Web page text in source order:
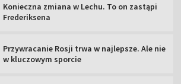
Konieczna zmiana w Lechu. To on zastąpi
Frederiksena
Przywracanie Rosji trwa w najlepsze. Ale nie
w kluczowym sporcie